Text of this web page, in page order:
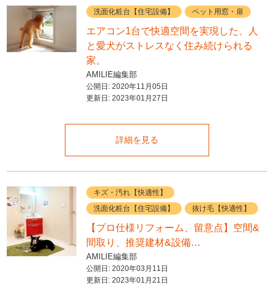
洗面化粧台【住宅設備】 ペット用窓・扉
エアコン1台で快適空間を実現した、人
と愛犬がストレスなく住み続けられる
家。
AMILIE編集部
公開日: 2020年11月05日
更新日: 2023年01月27日
詳細を見る
キズ・汚れ【快適性】
洗面化粧台【住宅設備】
抜け毛【快適性】
【プロ仕様リフォーム、留意点】空間&
間取り、推奨建材&設備…
AMILIE編集部
公開日: 2020年03月11日
更新日: 2023年01月21日